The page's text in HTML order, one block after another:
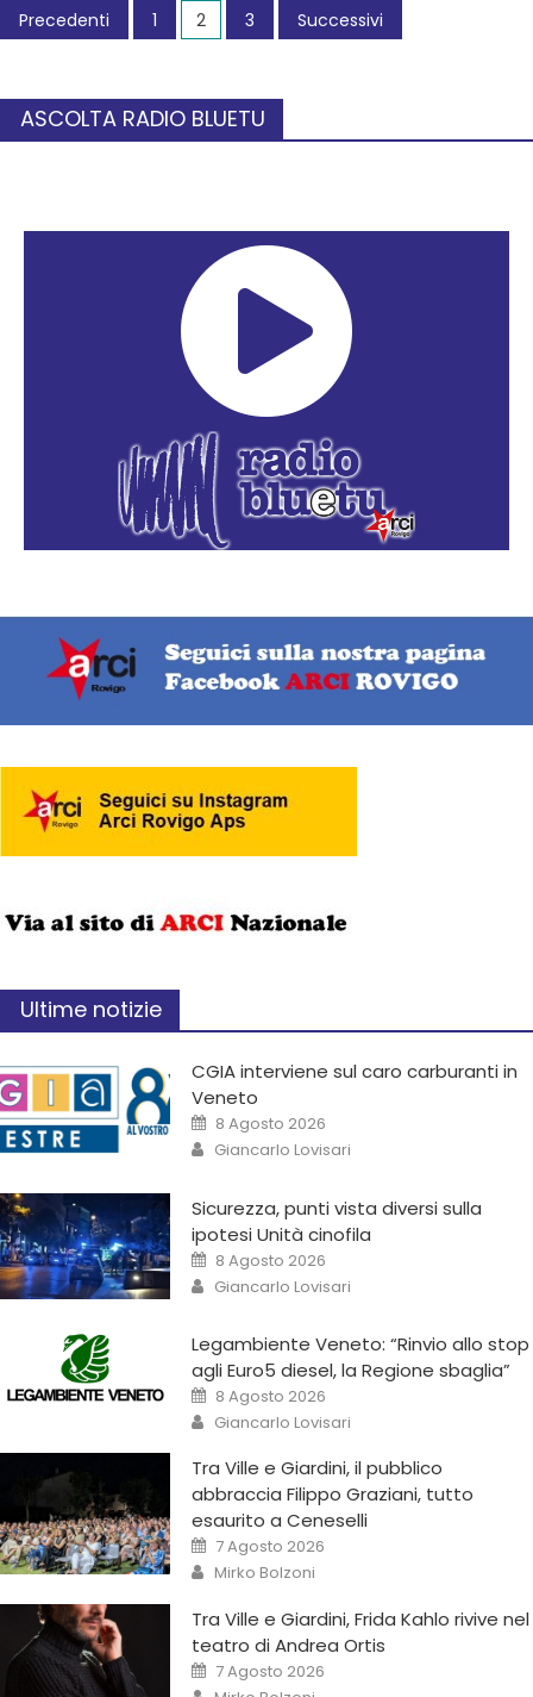
Precedenti 1 2 3 Successivi
ASCOLTA RADIO BLUETU
Ultime notizie
CGIA interviene sul caro carburanti in
Veneto
8 Agosto 2026
Giancarlo Lovisari
Sicurezza, punti vista diversi sulla
ipotesi Unità cinofila
8 Agosto 2026
Giancarlo Lovisari
Legambiente Veneto: “Rinvio allo stop
agli Euro5 diesel, la Regione sbaglia”
8 Agosto 2026
Giancarlo Lovisari
Tra Ville e Giardini, il pubblico
abbraccia Filippo Graziani, tutto
esaurito a Ceneselli
7 Agosto 2026
Mirko Bolzoni
Tra Ville e Giardini, Frida Kahlo rivive nel
teatro di Andrea Ortis
7 Agosto 2026